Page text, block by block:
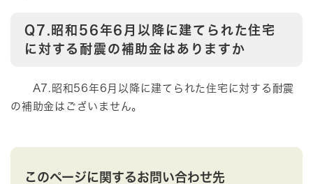
Q7.昭和56年6月以降に建てられた住宅
に対する耐震の補助金はありますか
A7.昭和56年6月以降に建てられた住宅に対する耐震
の補助金はございません。
このページに関するお問い合わせ先